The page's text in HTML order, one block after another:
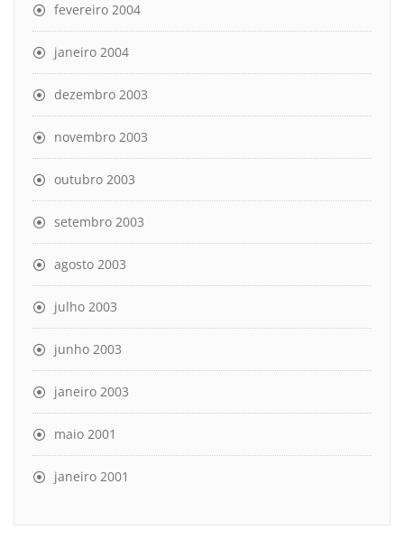
fevereiro 2004
janeiro 2004
dezembro 2003
novembro 2003
outubro 2003
setembro 2003
agosto 2003
julho 2003
junho 2003
janeiro 2003
maio 2001
janeiro 2001